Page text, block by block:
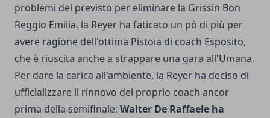
problemi del previsto per eliminare la Grissin Bon
Reggio Emilia, la Reyer ha faticato un pò di più per
avere ragione dell'ottima Pistoia di coach Esposito,
che è riuscita anche a strappare una gara all'Umana.
Per dare la carica all'ambiente, la Reyer ha deciso di
ufficializzare il rinnovo del proprio coach ancor
prima della semifinale: Walter De Raffaele ha